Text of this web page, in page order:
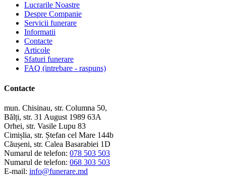
Lucrarile Noastre
Despre Companie
Servicii funerare
Informatii
Contacte
Articole
Sfaturi funerare
FAQ (intrebare - raspuns)
Contacte
mun. Chisinau, str. Columna 50,
Bălți, str. 31 August 1989 63A
Orhei, str. Vasile Lupu 83
Cimișlia, str. Ștefan cel Mare 144b
Căușeni, str. Calea Basarabiei 1D
Numarul de telefon: 078 503 503
Numarul de telefon: 068 303 503
E-mail: info@funerare.md